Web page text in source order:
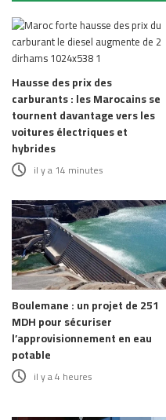
Hausse des prix des
carburants : les Marocains se
tournent davantage vers les
voitures électriques et
hybrides
il y a 14 minutes
Boulemane : un projet de 251
MDH pour sécuriser
l’approvisionnement en eau
potable
il y a 4 heures